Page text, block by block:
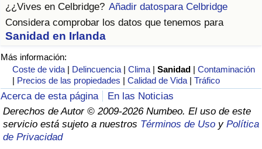
¿¿Vives en Celbridge? Añadir datospara Celbridge
Considera comprobar los datos que tenemos para
Sanidad en Irlanda
Más información:
Coste de vida | Delincuencia |Clima |Sanidad |Contaminación
| Precios de las propiedades |Calidad de Vida |Tráfico
Acerca de esta página
En las Noticias
Derechos de Autor © 2009-2026 Numbeo. El uso de este
servicio está sujeto a nuestros Términos de Uso y Política
de Privacidad
Índice de Costo de Vida
Índice de costo de vida por país
en aqaba
Índice de Precios de Inmuebles
Índice de Precios de Inmuebles por País
Índice de Calidad de Vida (Actual)
Índice de calidad de vida por país
Delincuencia
Calificación del Índice de Criminalidad
(Actual)